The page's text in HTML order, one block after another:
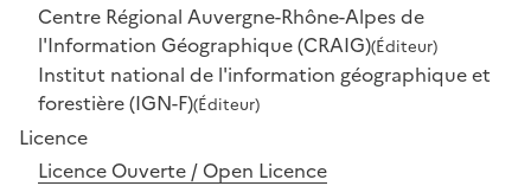
Centre Régional Auvergne-Rhône-Alpes de
l'Information Géographique (CRAIG)(Éditeur)
Institut national de l'information géographique et
forestière (IGN-F)(Éditeur)
Licence
Licence Ouverte / Open Licence